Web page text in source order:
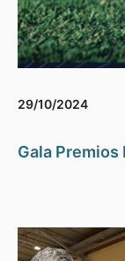
29/10/2024
Gala